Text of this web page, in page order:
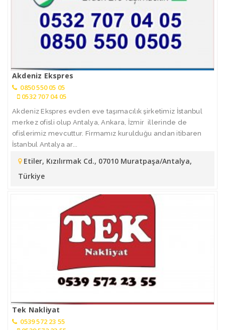
Akdeniz Ekspres
0850 550 05 05
0532 707 04 05
Akdeniz Ekspres evden eve taşımacılık şirketimiz İstanbul
merkez ofisli olup Antalya, Ankara, İzmir illerinde de
ofislerimiz mevcuttur. Firmamız kurulduğu andan itibaren
İstanbul Antalya ar...
Etiler, Kızılırmak Cd., 07010 Muratpaşa/Antalya,
Türkiye
Tek Nakliyat
0539 572 23 55